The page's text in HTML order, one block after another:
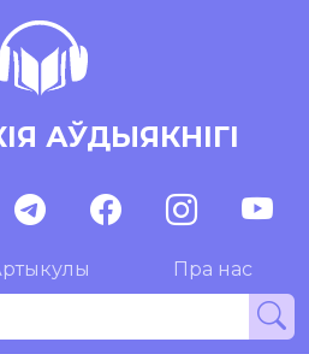
АЎДЫЯКНІГІ
Пра нас